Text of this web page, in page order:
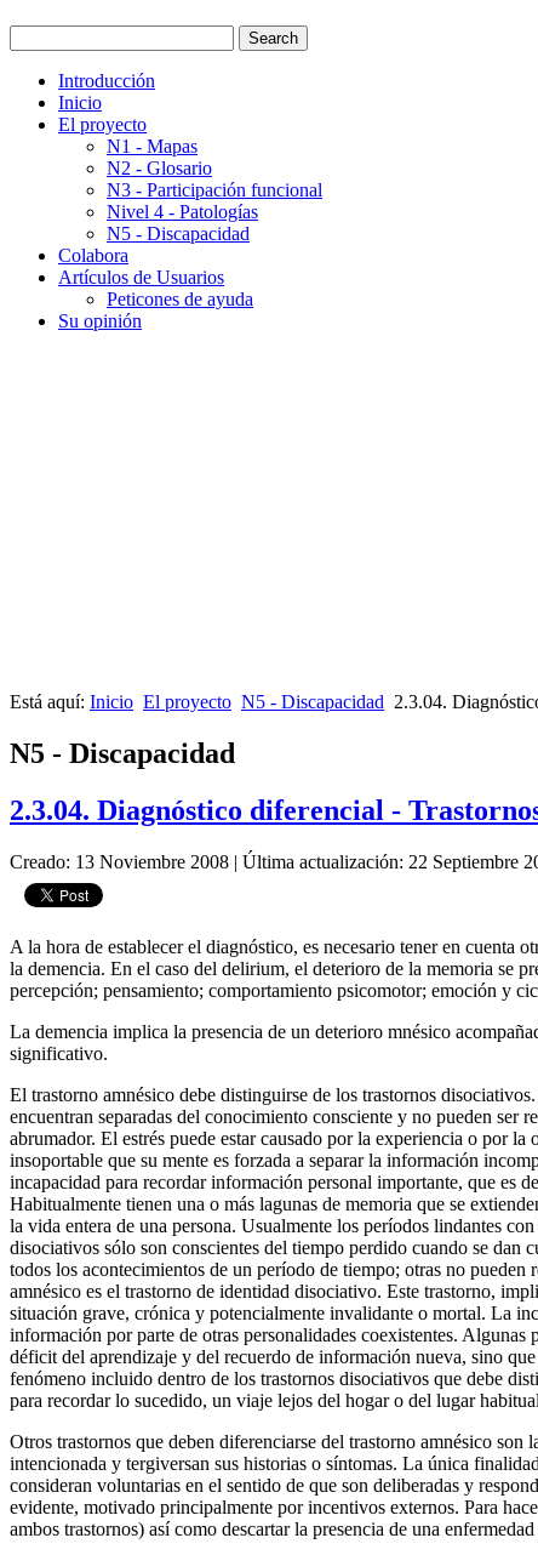
Introducción
Inicio
El proyecto
N1 - Mapas
N2 - Glosario
N3 - Participación funcional
Nivel 4 - Patologías
N5 - Discapacidad
Colabora
Artículos de Usuarios
Peticones de ayuda
Su opinión
Está aquí: Inicio El proyecto N5 - Discapacidad 2.3.04.
N5 - Discapacidad
2.3.04. Diagnóstico diferencial -
Creado: 13 Noviembre 2008 | Última actualización: 22 Septiembre
A la hora de establecer el diagnóstico, es necesario tener en
la demencia. En el caso del delirium, el deterioro de la memoria se
percepción; pensamiento; comportamiento psicomotor; emoción y
La demencia implica la presencia de un deterioro mnésico
significativo.
El trastorno amnésico debe distinguirse de los trastornos
encuentran separadas del conocimiento consciente y no pueden ser
abrumador. El estrés puede estar causado por la experiencia o por
insoportable que su mente es forzada a separar la información
incapacidad para recordar información personal importante, que es
Habitualmente tienen una o más lagunas de memoria que se
la vida entera de una persona. Usualmente los períodos lindantes
disociativos sólo son conscientes del tiempo perdido cuando se dan
todos los acontecimientos de un período de tiempo; otras no
amnésico es el trastorno de identidad disociativo. Este trastorno,
situación grave, crónica y potencialmente invalidante o mortal. La
información por parte de otras personalidades coexistentes.
déficit del aprendizaje y del recuerdo de información nueva, sino
fenómeno incluido dentro de los trastornos disociativos que debe
para recordar lo sucedido, un viaje lejos del hogar o del lugar
Otros trastornos que deben diferenciarse del trastorno amnésico
intencionada y tergiversan sus historias o síntomas. La única
consideran voluntarias en el sentido de que son deliberadas y
evidente, motivado principalmente por incentivos externos. Para
ambos trastornos) así como descartar la presencia de una